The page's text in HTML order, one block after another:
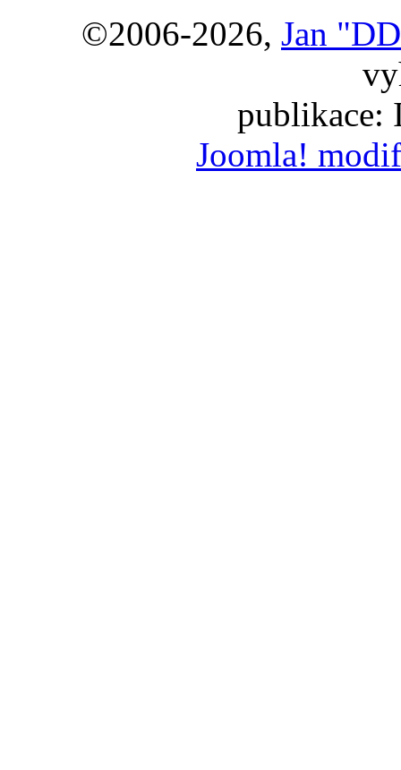
©2006-2026, Jan
publikace:
Joomla!